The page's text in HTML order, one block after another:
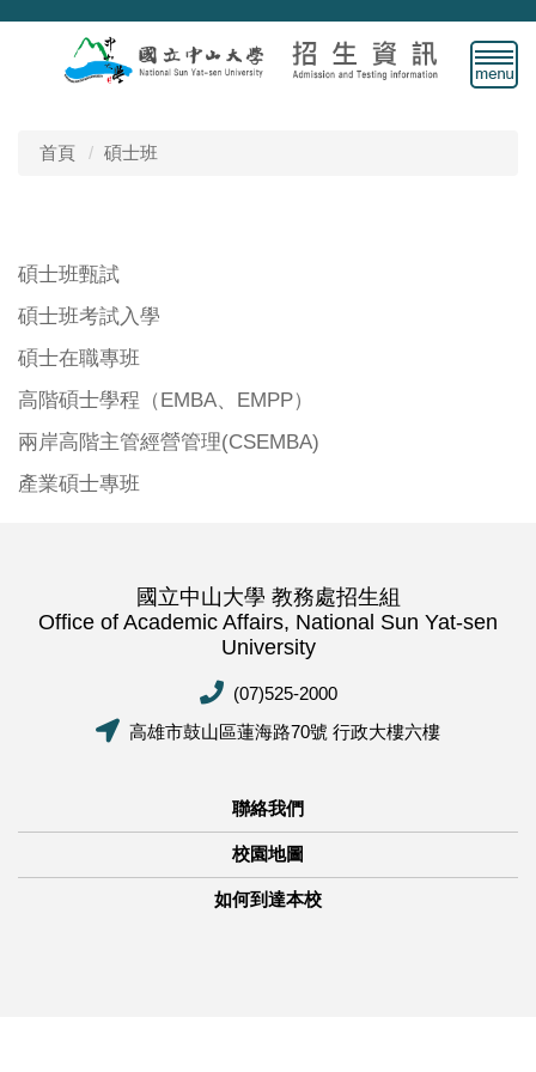
跳
首頁 碩士班
碩士班甄試
碩士班考試入學
碩士在職專班
高階碩士學程（EMBA、EMPP）
兩岸高階主管經營管理(CSEMBA)
產業碩士專班
國立中山大學 教務處招生組
Office of Academic Affairs, National Sun Yat-sen
University
(07)525-2000
高雄市鼓山區蓮海路70號 行政大樓六樓
聯絡我們
校園地圖
如何到達本校